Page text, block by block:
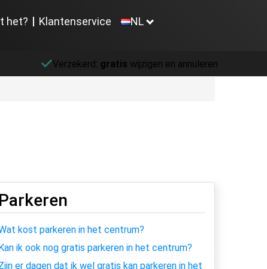
het? Klantenservice NL
Verzekerd: gratis wijzigen en annuleren
Parkeren
kost parkeren in het centrum?
ik ook nog gratis parkeren in het centrum?
er dagen dat ik wel gratis kan parkeren in het